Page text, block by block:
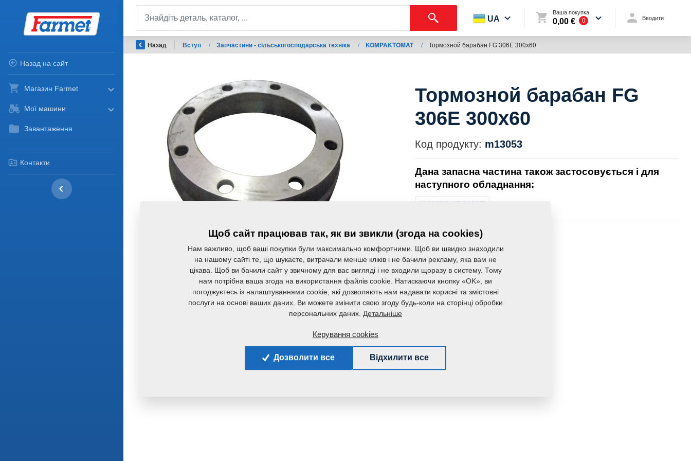
Назад на сайт
Магазин Farmet
Мої машини
Завантаження
Контакти
UA
Ваша покупка
0,00 € 0 Вводити
Назад Вступ / Запчастини - сільськогосподарська техніка / KOMPAKTOMAT / Тормозной барабан FG 306E 300x60
Тормозной барабан FG
306E 300x60
Код продукту: m13053
Дана запасна частина також застосовується і для
наступного обладнання:
KOMPAKTOMAT
Маса:
Щоб сайт працював так, як ви звикли (згода на cookies)
Нам важливо, щоб ваші покупки були максимально комфортними. Щоб ви швидко знаходили
на нашому сайті те, що шукаєте, витрачали менше кліків і не бачили рекламу, яка вам не
цікава. Щоб ви бачили сайт у звичному для вас вигляді і не входили щоразу в систему. Тому
нам потрібна ваша згода на використання файлів cookie. Натискаючи кнопку «OK», ви
погоджуєтесь із налаштуваннями cookie, які дозволяють нам надавати корисні та змістовні
послуги на основі ваших даних. Ви можете змінити свою згоду будь-коли на сторінці обробки
персональних даних. Детальніше
Керування cookies
Дозволити все Відхилити все